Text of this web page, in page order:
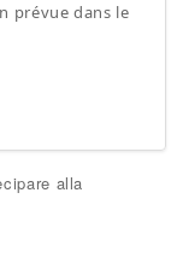
prévue dans le
alla